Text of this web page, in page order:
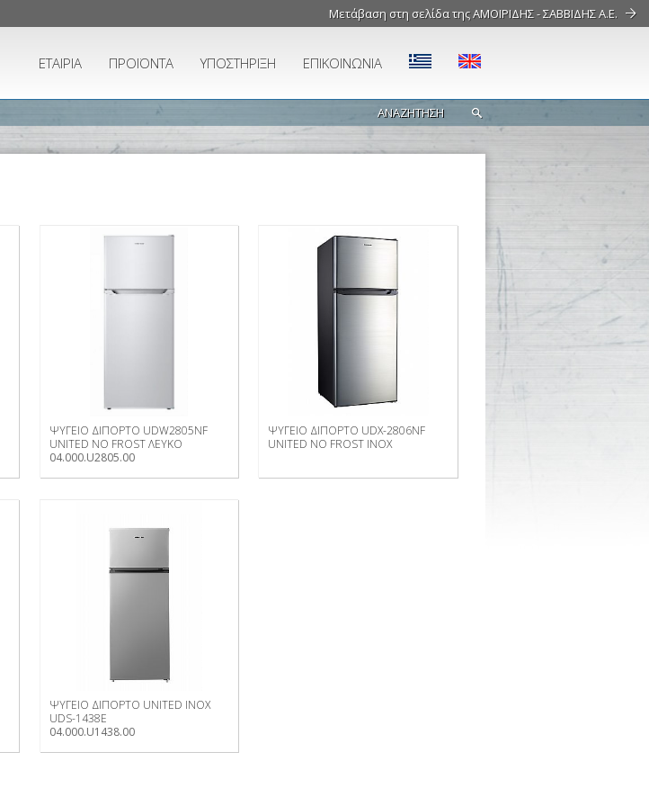
Μετάβαση στη σελίδα της ΑΜΟΙΡΙΔΗΣ - ΣΑΒΒΙΔΗΣ Α.Ε.
ΕΤΑΙΡΙΑ ΠΡΟΪΟΝΤΑ ΥΠΟΣΤΗΡΙΞΗ ΕΠΙΚΟΙΝΩΝΙΑ
ΨΥΓΕΙΟ ΔΙΠΟΡΤΟ UDW2805NF
UNITED NO FROST ΛΕΥΚΟ
04.000.U2805.00
ΨΥΓΕΙΟ ΔΙΠΟΡΤΟ UDX-2806NF
UNITED NO FROST INOX
ΨΥΓΕΙΟ ΔΙΠΟΡΤΟ UNITED INOX
UDS-1438E
04.000.U1438.00